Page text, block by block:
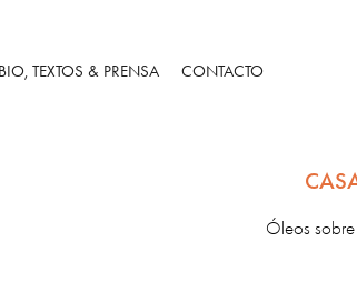
BIO, TEXTOS & PRENSA CONTACTO
Óleos